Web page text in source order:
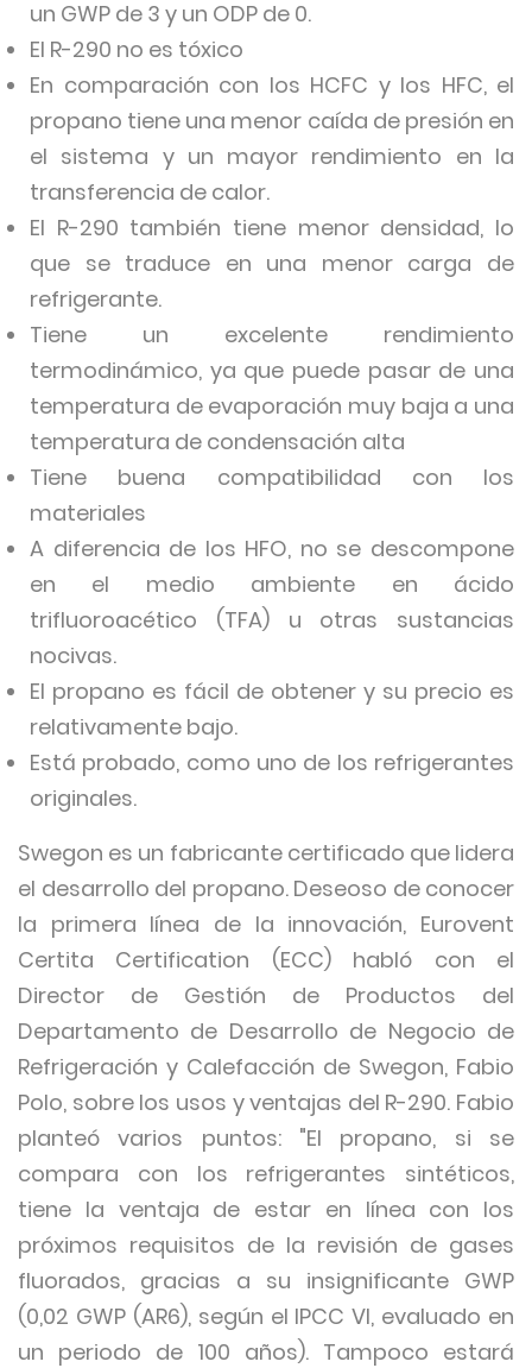
un GWP de 3 y un ODP de 0.
El R-290 no es tóxico
En comparación con los HCFC y los HFC, el
propano tiene una menor caída de presión en
el sistema y un mayor rendimiento en la
transferencia de calor.
El R-290 también tiene menor densidad, lo
que se traduce en una menor carga de
refrigerante.
Tiene un excelente rendimiento
termodinámico, ya que puede pasar de una
temperatura de evaporación muy baja a una
temperatura de condensación alta
Tiene buena compatibilidad con los
materiales
A diferencia de los HFO, no se descompone
en el medio ambiente en ácido
trifluoroacético (TFA) u otras sustancias
nocivas.
El propano es fácil de obtener y su precio es
relativamente bajo.
Está probado, como uno de los refrigerantes
originales.
Swegon es un fabricante certificado que lidera
el desarrollo del propano. Deseoso de conocer
la primera línea de la innovación, Eurovent
Certita Certification (ECC) habló con el
Director de Gestión de Productos del
Departamento de Desarrollo de Negocio de
Refrigeración y Calefacción de Swegon, Fabio
Polo, sobre los usos y ventajas del R-290. Fabio
planteó varios puntos: "El propano, si se
compara con los refrigerantes sintéticos,
tiene la ventaja de estar en línea con los
próximos requisitos de la revisión de gases
fluorados, gracias a su insignificante GWP
(0,02 GWP (AR6), según el IPCC VI, evaluado en
un periodo de 100 años). Tampoco estará